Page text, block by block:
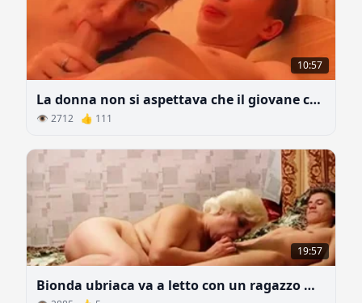
10:57
La donna non si aspettava che il giovane cazzo le procurasse così tanto piacere
👁 2712 👍 111
19:57
Bionda ubriaca va a letto con un ragazzo magro